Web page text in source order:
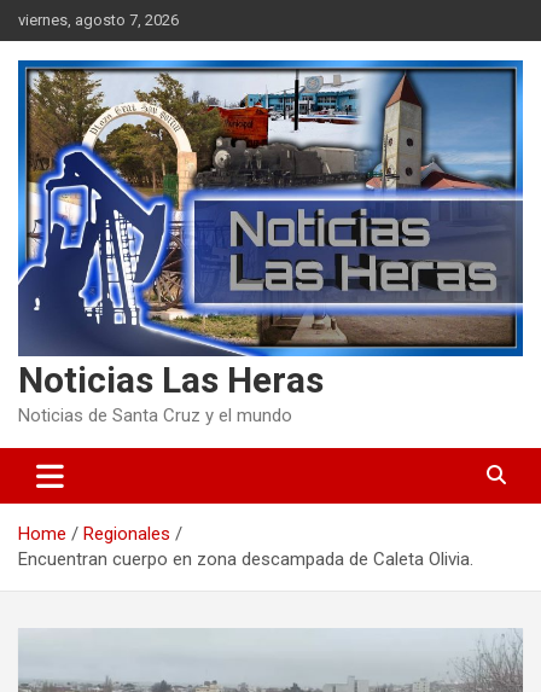
Skip
to
content
viernes, agosto 7, 2026
Noticias Las Heras
Noticias de Santa Cruz y el mundo
Home
Regionales
Encuentran cuerpo en zona descampada de Caleta Olivia.